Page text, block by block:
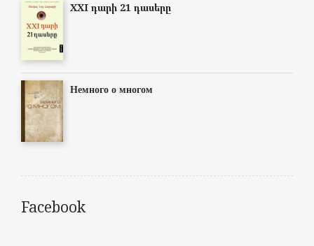
XXI դարի 21 դասերը
Немного о многом
Facebook